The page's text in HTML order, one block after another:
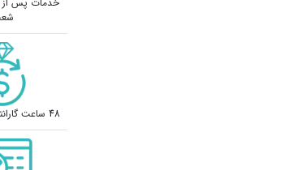
48 ساعت گارانتی عودت وجه